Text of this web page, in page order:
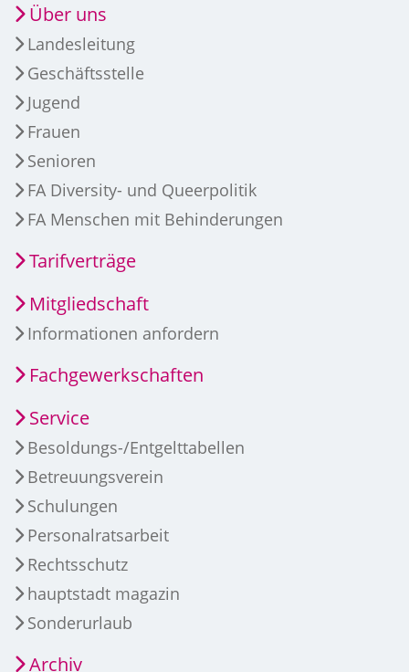
Über uns
Landesleitung
Geschäftsstelle
Jugend
Frauen
Senioren
FA Diversity- und Queerpolitik
FA Menschen mit Behinderungen
Tarifverträge
Mitgliedschaft
Informationen anfordern
Fachgewerkschaften
Service
Besoldungs-/Entgelttabellen
Betreuungsverein
Schulungen
Personalratsarbeit
Rechtsschutz
hauptstadt magazin
Sonderurlaub
Archiv